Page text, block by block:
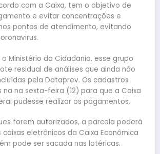
com a Caixa, tem o objetivo de
e evitar concentrações e
pontos de atendimento, evitando
Ministério da Cidadania, esse grupo
residual de análises que ainda não
pela Dataprev. Os cadastros
na na sexta-feira (12) para que a Caixa
pudesse realizar os pagamentos.
forem autorizados, a parcela poderá
eletrônicos da Caixa Econômica
pode ser sacada nas lotéricas.